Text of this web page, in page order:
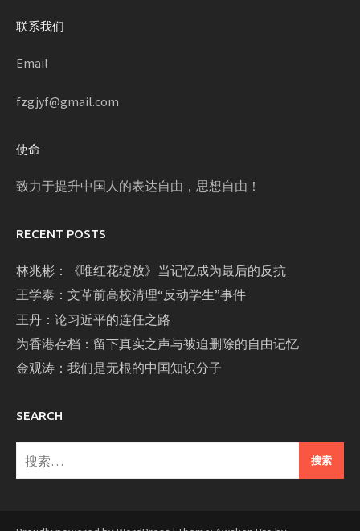
联系我们
Email
fzgjyf@gmail.com
使命
致力于提升中国人的表达自由，思想自由！
RECENT POSTS
林兆彬：《唯红花绽放》当记忆成为最后的反抗
王学泰：文革前高校清理“反动学生”事件
王丹：论习近平的连任之路
为香港存档：留下真实之声与被迫删除的自由记忆
金观涛：我们是无根的中国知识分子
SEARCH
搜
索：